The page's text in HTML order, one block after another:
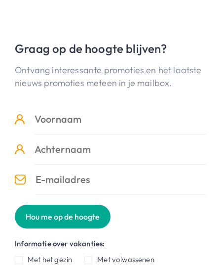
Graag op de hoogte blijven?
Ontvang interessante promoties en het laatste
nieuws promoties meteen in je mailbox.
Hou me op de hoogte
Informatie over vakanties:
Met het gezin
Met volwassenen